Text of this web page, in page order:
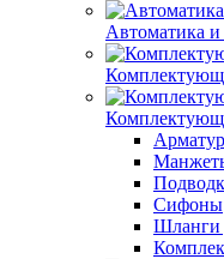
Автоматика
Сифоны
Шланги